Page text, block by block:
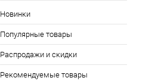
Новинки
Популярные товары
Распродажи и скидки
Рекомендуемые товары